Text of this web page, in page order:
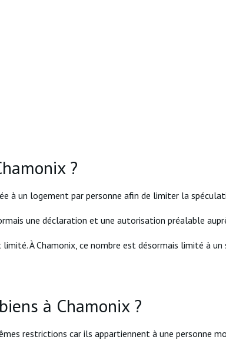
?
à un logement par personne afin de limiter la
une déclaration et une autorisation préalable
À Chamonix, ce nombre est désormais limité à
à Chamonix ?
restrictions car ils appartiennent à une personne